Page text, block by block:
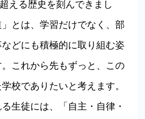
える歴史を刻んできまし
とは、学習だけでなく、部
どにも積極的に取り組む姿
これから先もずっと、この
校でありたいと考えます。
生徒には、「自主・自律・